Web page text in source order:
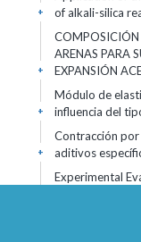
of alkali-silica
+
COMPOSICIÓN
ARENAS PARA
EXPANSIÓN
+
Módulo de
influencia del
+
Contracción por
aditivos
+
Experimental